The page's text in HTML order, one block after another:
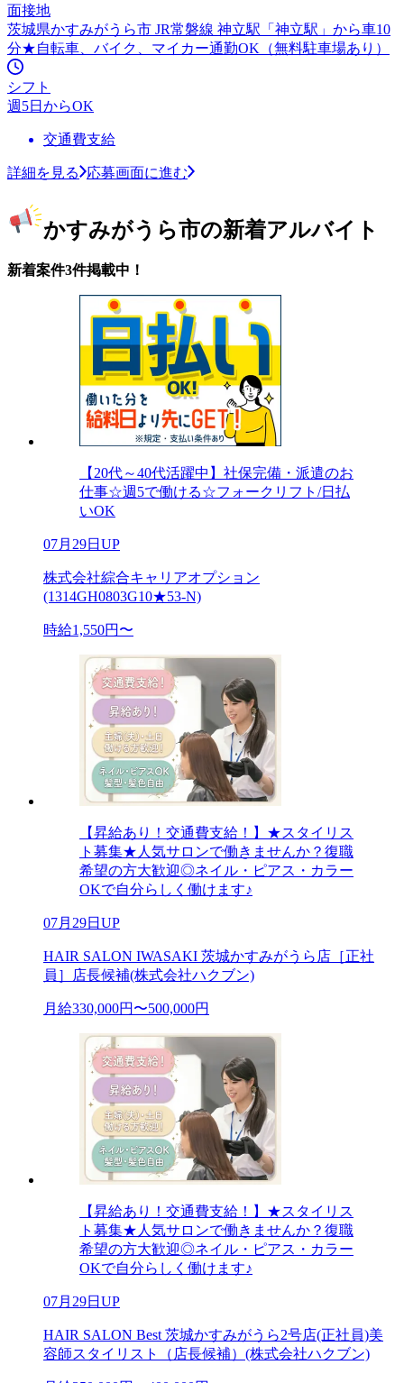
面接地
茨城県かすみがうら市 JR常磐線 神立駅「神立駅」から車10
分★自転車、バイク、マイカー通勤OK（無料駐車場あり）
シフト
週5日からOK
交通費支給
詳細を見る 応募画面に進む
かすみがうら市の新着アルバイト
新着案件3件掲載中！
【20代～40代活躍中】社保完備・派遣のお
仕事☆週5で働ける☆フォークリフト/日払
いOK
07月29日UP
株式会社綜合キャリアオプション
(1314GH0803G10★53-N)
時給1,550円〜
【昇給あり！交通費支給！】★スタイリス
ト募集★人気サロンで働きませんか？復職
希望の方大歓迎◎ネイル・ピアス・カラー
OKで自分らしく働けます♪
07月29日UP
HAIR SALON IWASAKI 茨城かすみがうら店［正社
員］店長候補(株式会社ハクブン)
月給330,000円〜500,000円
【昇給あり！交通費支給！】★スタイリス
ト募集★人気サロンで働きませんか？復職
希望の方大歓迎◎ネイル・ピアス・カラー
OKで自分らしく働けます♪
07月29日UP
HAIR SALON Best 茨城かすみがうら2号店(正社員)美
容師スタイリスト（店長候補）(株式会社ハクブン)